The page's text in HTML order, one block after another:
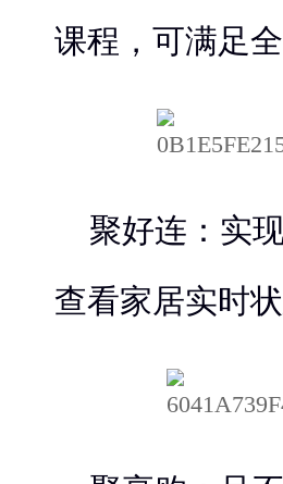
课程，可满足
聚好连：实
查看家居实时